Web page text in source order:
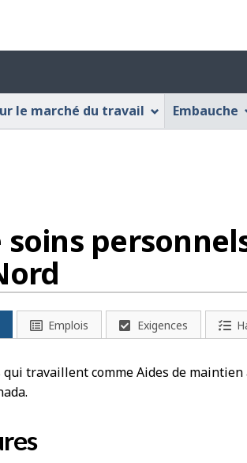
de
cette
application
HTML
simplifiée
des
paramètres
le marché du travail Embauche
Emplois Exigences
travaillent comme Aides de